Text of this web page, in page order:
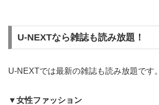
U-NEXTなら雑誌も読み放題！
U-NEXTでは最新の雑誌も読み放題です。
▼女性ファッション